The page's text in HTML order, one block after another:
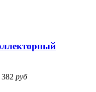
382 руб